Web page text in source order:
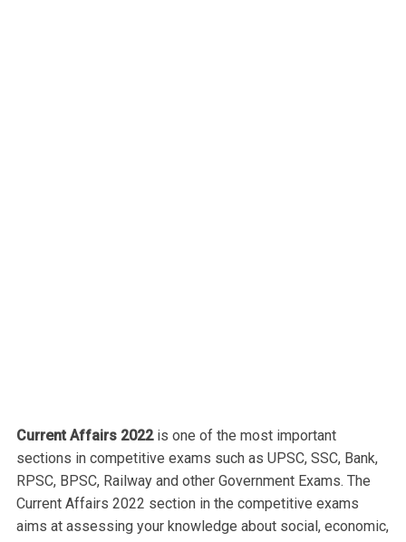
Current Affairs 2022is one of the most important
sections in competitive exams such as UPSC, SSC, Bank,
RPSC, BPSC, Railway and other Government Exams. The
Current Affairs 2022 section in the competitive exams
aims at assessing your knowledge about social, economic,